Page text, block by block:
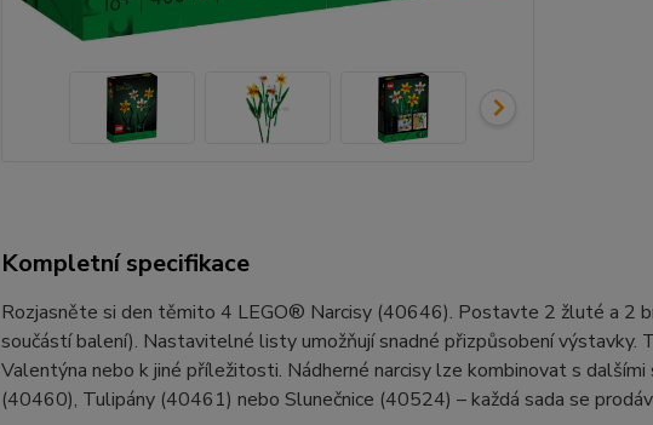
Kompletní specifikace
Rozjasněte si den těmito 4 LEGO® Narcisy (40646). Postavte 2 žluté a 2
součástí balení). Nastavitelné listy umožňují snadné přizpůsobení výstavky.
Valentýna nebo k jiné příležitosti. Nádherné narcisy lze kombinovat s
(40460), Tulipány (40461) nebo Slunečnice (40524) – každá sada se